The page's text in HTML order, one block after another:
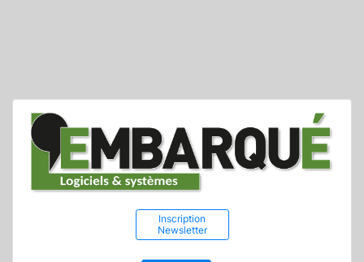
Inscription
Newsletter